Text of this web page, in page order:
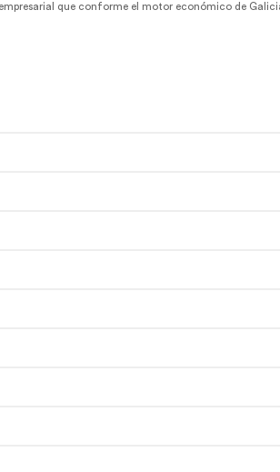
que conforme el motor económico de